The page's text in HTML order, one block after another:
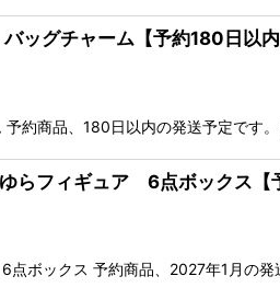
ッグチャーム【予約180日以内
商品、180日以内の発送予定です
フィギュア 6点ボックス【
ックス 予約商品、2027年1月の発